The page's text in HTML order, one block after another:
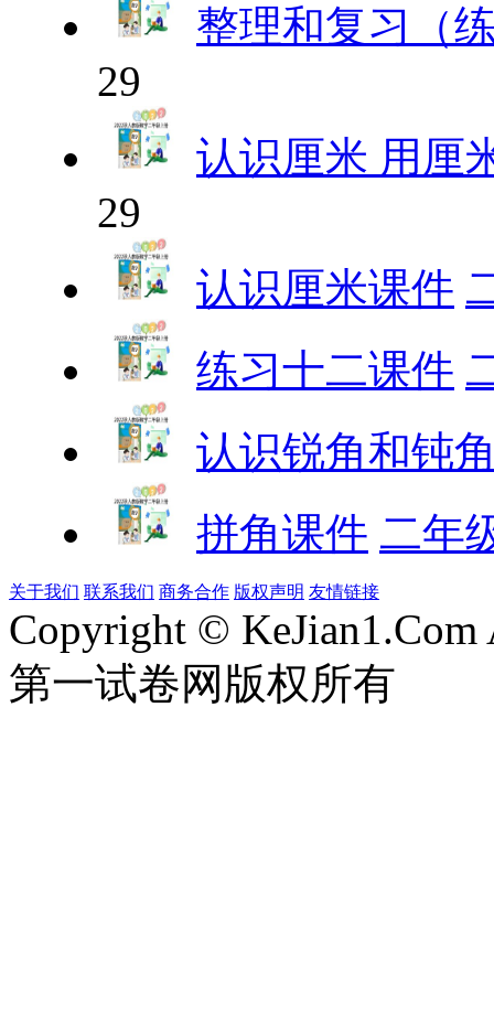
整理和复习（
29
认识厘米 用厘
29
认识厘米课件
练习十二课件
认识锐角和钝
拼角课件 二年
关于我们 联系我们 商务合作 版权声明 友情链接
Copyright © KeJian1.Com
第一试卷网版权所有